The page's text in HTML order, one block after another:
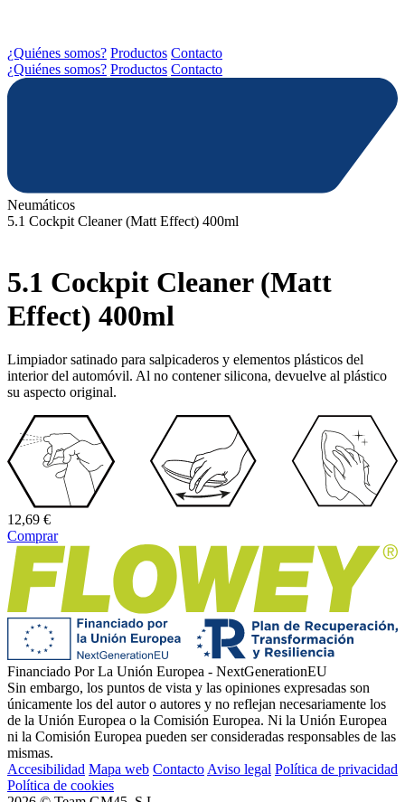
¿Quiénes somos? Productos Contacto
¿Quiénes somos? Productos Contacto
Neumáticos
5.1 Cockpit Cleaner (Matt Effect) 400ml
5.1 Cockpit Cleaner (Matt
Effect) 400ml
Limpiador satinado para salpicaderos y elementos plásticos del
interior del automóvil. Al no contener silicona, devuelve al plástico
su aspecto original.
12,69 €
Comprar
Financiado Por La Unión Europea - NextGenerationEU
Sin embargo, los puntos de vista y las opiniones expresadas son
únicamente los del autor o autores y no reflejan necesariamente los
de la Unión Europea o la Comisión Europea. Ni la Unión Europea
ni la Comisión Europea pueden ser consideradas responsables de las
mismas.
Accesibilidad Mapa web ContactoAviso legal Política de privacidad
Política de cookies